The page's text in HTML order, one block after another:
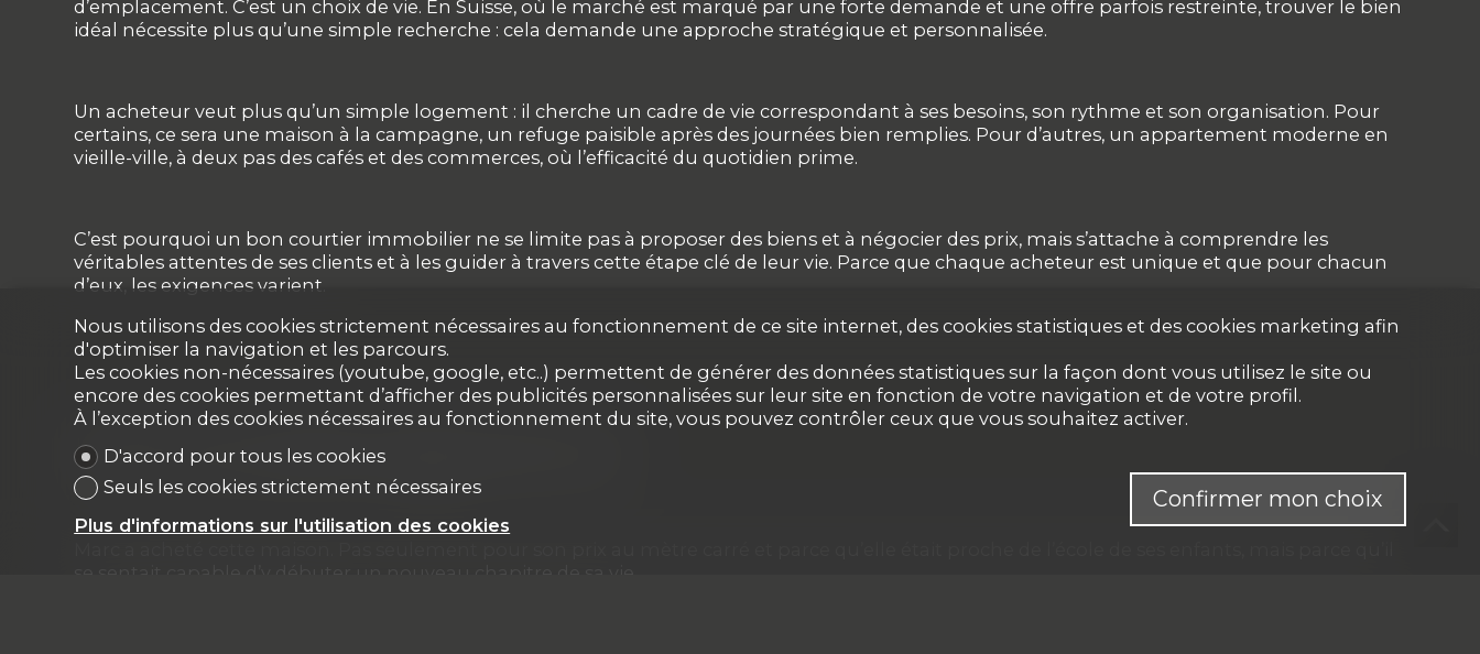
d’emplacement. C’est un choix de vie. En Suisse, où le marché est marqué par une forte demande et une offre parfois restreinte, trouver le bien
idéal nécessite plus qu’une simple recherche : cela demande une approche stratégique et personnalisée.
Un acheteur veut plus qu’un simple logement : il cherche un cadre de vie correspondant à ses besoins, son rythme et son organisation. Pour
certains, ce sera une maison à la campagne, un refuge paisible après des journées bien remplies. Pour d’autres, un appartement moderne en
vieille-ville, à deux pas des cafés et des commerces, où l’efficacité du quotidien prime.
C’est pourquoi un bon courtier immobilier ne se limite pas à proposer des biens et à négocier des prix, mais s’attache à comprendre les
véritables attentes de ses clients et à les guider à travers cette étape clé de leur vie. Parce que chaque acheteur est unique et que pour chacun
d’eux, les exigences varient.
Une nouvelle page de vie
Nous utilisons des cookies strictement nécessaires au fonctionnement de ce site internet, des cookies statistiques et des cookies marketing afin
d'optimiser la navigation et les parcours.
Les cookies non-nécessaires (youtube, google, etc..) permettent de générer des données statistiques sur la façon dont vous utilisez le site ou
encore des cookies permettant d’afficher des publicités personnalisées sur leur site en fonction de votre navigation et de votre profil.
À l’exception des cookies nécessaires au fonctionnement du site, vous pouvez contrôler ceux que vous souhaitez activer.
D'accord pour tous les cookies
Seuls les cookies strictement nécessaires
Plus d'informations sur l'utilisation des cookies
Confirmer mon choix